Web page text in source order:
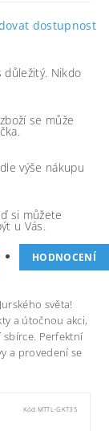
dostupnost
důležitý. Nikdo
se může
výše nákupu
si můžete
u Vás.
HODNOCENÍ
světa!
a útočnou akci,
Perfektní
a provedení se
Kód: MTTL-GKT35